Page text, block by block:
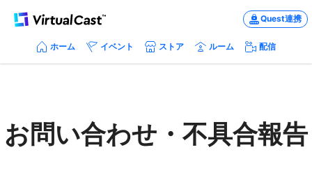
Quest連携
ホーム イベント ストア ルーム 配信
お問い合わせ・不具合報告